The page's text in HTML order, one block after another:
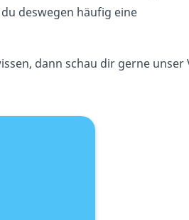
deswegen häufig eine
dann schau dir gerne unser